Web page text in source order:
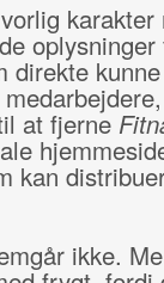
karakter
direkte
at fjerne
kan
ikke.